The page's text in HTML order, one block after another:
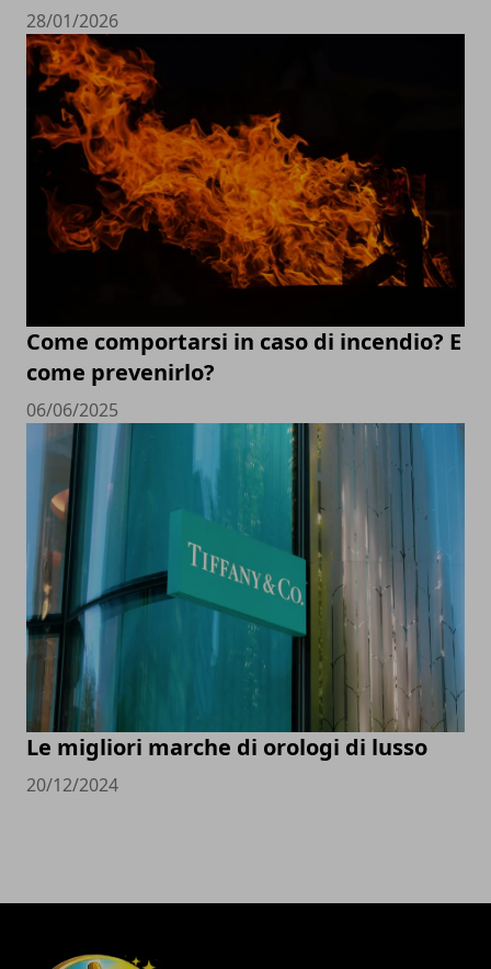
28/01/2026
Come comportarsi in caso di incendio? E
come prevenirlo?
06/06/2025
Le migliori marche di orologi di lusso
20/12/2024